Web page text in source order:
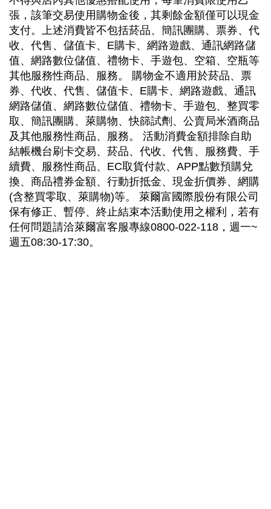
張，該筆交易使用購物金後，其剩餘金額僅可以現金
支付。上述消費皆不包括菸品、簡訊團購、票券、代
收、代售、儲值卡、E購卡、網路遊戲、通訊網路儲
值、網路數位儲值、禮物卡、手遊包、空箱、空瓶等
其他服務性商品、服務。 購物金不適用於菸品、票
券、代收、代售、儲值卡、E購卡、網路遊戲、通訊
網路儲值、網路數位儲值、禮物卡、手遊包、整買零
取、簡訊團購、萊購物、快篩試劑、公賣局米酒商品
及其他服務性商品、服務。 活動消費金額排除自助
結帳機台刷卡交易、菸品、代收、代售、服務費、手
續費、服務性商品、EC取貨付款、APP點數預購兌
換、商品禮券金額、行動折抵金、現金折價券、網購
(含整買零取、萊購物)等。 萊爾富國際股份有限公司
保有修正、暫停、終止結束本活動使用之權利，若有
任何問題請洽萊爾富客服專線0800-022-118，週一~
週五08:30-17:30。